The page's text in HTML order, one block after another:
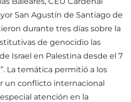
San Agustín de Santiago de
durante tres días sobre la
de genocidio las
Israel en Palestina desde el 7
La temática permitió a los
un conflicto internacional
atención en la